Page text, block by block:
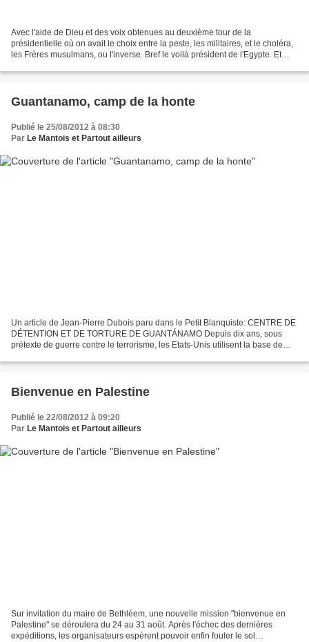
Avec l'aide de Dieu et des voix obtenues au deuxième tour de la
présidentielle où on avait le choix entre la peste, les militaires, et le choléra,
les Frères musulmans, ou l'inverse. Bref le voilà président de l'Egypte. Et
Guantanamo, camp de la honte
Publié le 25/08/2012 à 08:30
Par Le Mantois et Partout ailleurs
Un article de Jean-Pierre Dubois paru dans le Petit Blanquiste: CENTRE DE
DÉTENTION ET DE TORTURE DE GUANTÁNAMO Depuis dix ans, sous
prétexte de guerre contre le terrorisme, les Etats-Unis utilisent la base de
Bienvenue en Palestine
Publié le 22/08/2012 à 09:20
Par Le Mantois et Partout ailleurs
Sur invitation du maire de Bethléem, une nouvelle mission "bienvenue en
Palestine" se déroulera du 24 au 31 août. Après l'échec des dernières
expéditions, les organisateurs espèrent pouvoir enfin fouler le sol